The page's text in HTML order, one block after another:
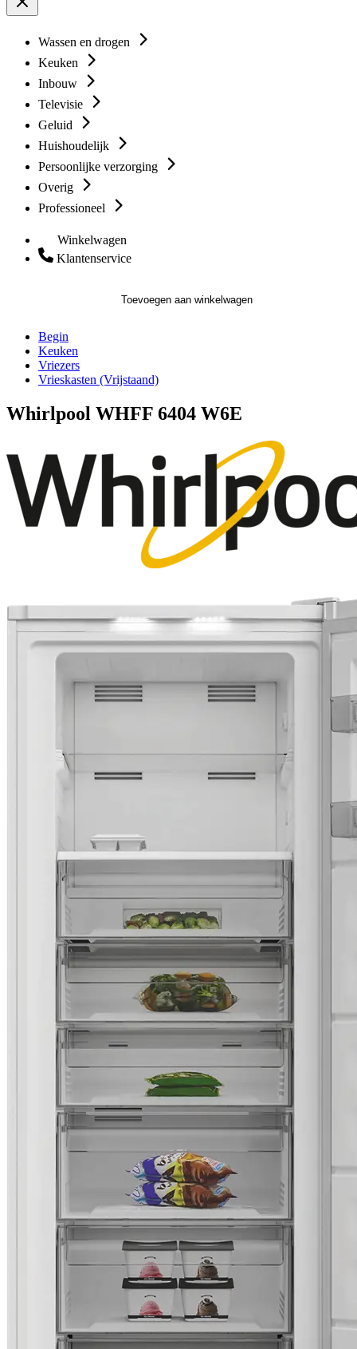
Wassen en drogen
Keuken
Inbouw
Televisie
Geluid
Huishoudelijk
Persoonlijke verzorging
Overig
Professioneel
Winkelwagen
Klantenservice
Toevoegen aan winkelwagen
Begin
Keuken
Vriezers
Vrieskasten (Vrijstaand)
Whirlpool WHFF 6404 W6E